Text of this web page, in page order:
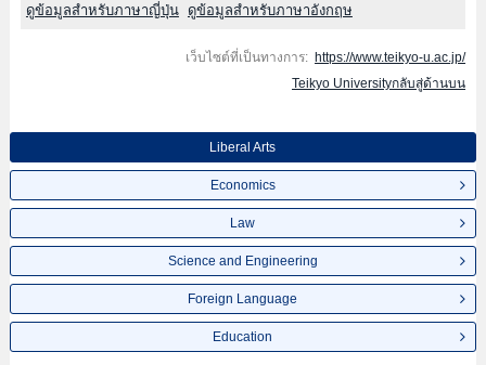
ดูข้อมูลสำหรับภาษาญี่ปุ่น
ดูข้อมูลสำหรับภาษาอังกฤษ
เว็บไซต์ที่เป็นทางการ: https://www.teikyo-u.ac.jp/
Teikyo Universityกลับสู่ด้านบน
Liberal Arts
Economics
Law
Science and Engineering
Foreign Language
Education